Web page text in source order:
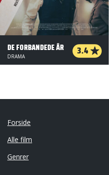
DE FORBANDEDE ÅR 3.4
DRAMA
Forside
Alle film
Genrer